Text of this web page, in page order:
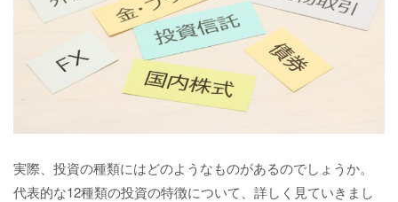
実際、投資の種類にはどのようなものがあるのでしょうか。
代表的な12種類の投資の特徴について、詳しく見ていきまし